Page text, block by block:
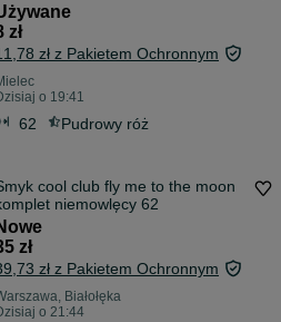
zł
zł z Pakietem Ochronnym
o 19:41
62 Pudrowy róż
cool club fly me to the moon
niemowlęcy 62
zł
zł z Pakietem Ochronnym
Białołęka
o 21:44